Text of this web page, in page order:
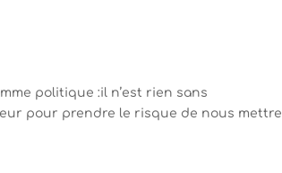
politique :il n’est rien sans
pour prendre le risque de nous mettre